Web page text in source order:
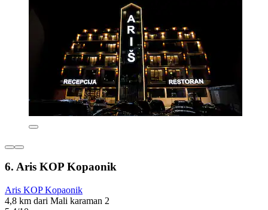
6. Aris KOP Kopaonik
Aris KOP Kopaonik
4,8 km dari Mali karaman 2